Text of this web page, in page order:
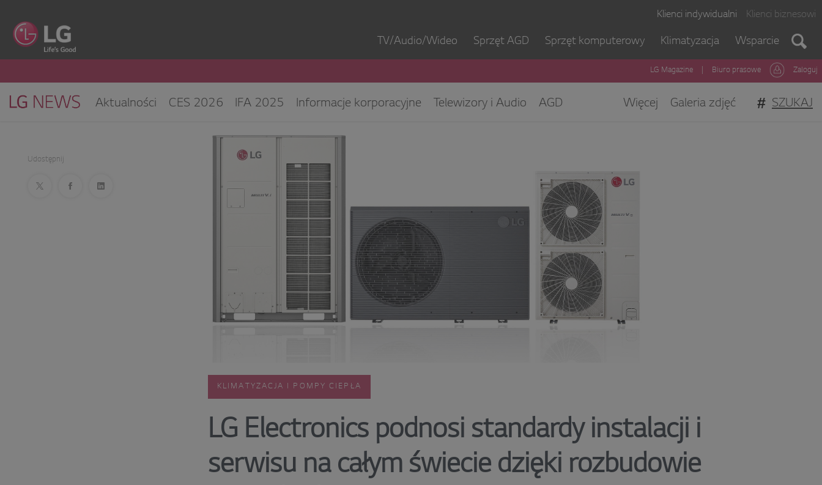
Klienci indywidualni Klienci biznesowi
TV/Audio/Wideo Sprzęt AGD Sprzęt komputerowy Klimatyzacja Wsparcie
LG Magazine Biuro prasowe Zaloguj
Aktualności CES 2026 IFA 2025 Informacje korporacyjne Telewizory i Audio
AGD
Więcej Galeria zdjęć # SZUKAJ
Udostępnij
KLIMATYZACJA I POMPY CIEPŁA
LG Electronics podnosi standardy instalacji i
serwisu na całym świecie dzięki rozbudowie